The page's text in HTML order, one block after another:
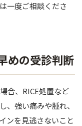
一度ご相談くださ
めの受診判断
合、RICE処置など
、強い痛みや腫れ、
ンを見逃さないこと